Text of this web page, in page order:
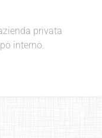
privata
interno.